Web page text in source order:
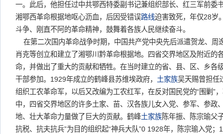
一。此后，他担任过中共鄂西特委副书记兼组织部长、红三军前委
湘鄂西革命根据地呕心沥血，后因受错误路线迫害致死，年仅28岁
斗争、刚直不阿的革命精神，鼓舞着各族人民继续奋斗。
在第二次国内革命战争时期，中国共产党中央先后派遣贺龙、周
肖克等创立和建立了湘鄂川黔革命根据地。四省交界地区及附近的
命，并做出了重大的贡献和牺牲。在当时建立的省、县、区、乡各
干部参加。1929年成立的鹤峰县苏维埃政府， 土家族吴天赐曾担任
组织工农革命军，以后又改编为工农红军，在反对国民党的“围剿”
中，四省交界地区的许多土家、苗、汉各族儿女入党、参军、参政
地、壮大革命力量做了巨大的贡献。鹤峰土家族陈年振、陈宗瑜父
抗税、抗夫抗兵”为目的组织起“神兵大队”0 1928年，陈宗瑜入党